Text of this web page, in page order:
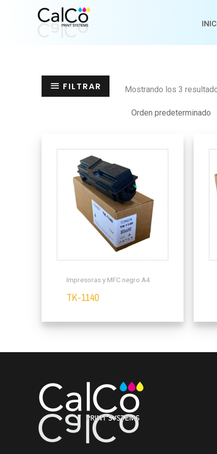
FILTRAR Mostrando los 3
Impresoras y MFC negro A4
TK-1140